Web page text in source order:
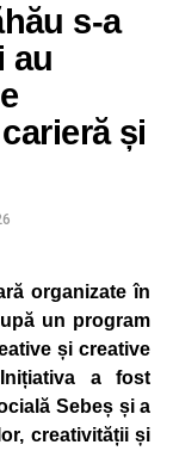
s-a
au
și
organizate în
un program
și creative
a fost
Sebeș și a
creativității și